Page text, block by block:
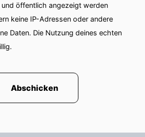
öffentlich angezeigt werden
keine IP-Adressen oder andere
Daten. Die Nutzung deines echten
Abschicken